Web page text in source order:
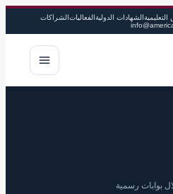
الشهادات الدوليةالفعالياتالشراكات
بوابات رسمية